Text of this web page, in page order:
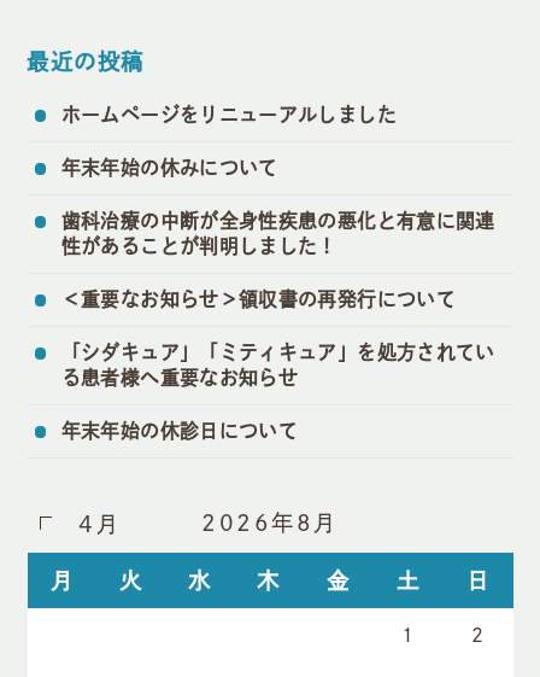
最近の投稿
ホームページをリニューアルしました
年末年始の休みについて
歯科治療の中断が全身性疾患の悪化と有意に関連
性があることが判明しました！
＜重要なお知らせ＞領収書の再発行について
「シダキュア」「ミティキュア」を処方されてい
る患者様へ重要なお知らせ
年末年始の休診日について
2026年8月
月 火 水 木 金 土 日
4月
1 2